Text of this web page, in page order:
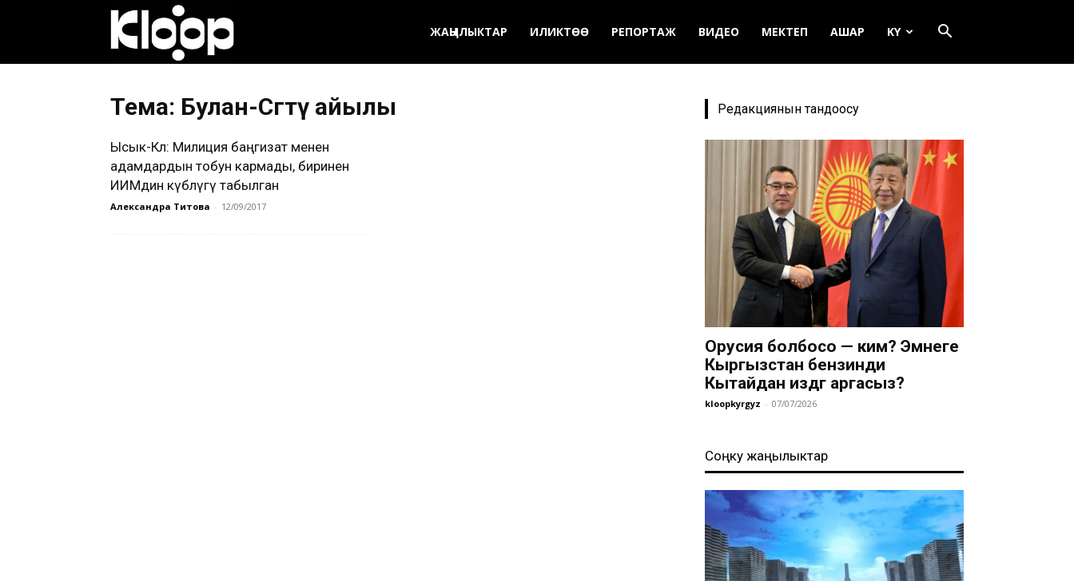
кыргызча
ЖАҢЫЛЫКТАР ИЛИКТӨӨ РЕПОРТАЖ ВИДЕО МЕКТЕП АШАР KY
Тема: Булан-Сөгөтү айылы
Ысык-Көл: Милиция баңгизат менен
адамдардын тобун кармады, биринен
ИИМдин күбөлүгү табылган
Александра Титова - 12/09/2017
Редакциянын тандоосу
Орусия болбосо — ким? Эмнеге
Кыргызстан бензинди
Кытайдан издөөгө аргасыз?
kloopkyrgyz - 07/07/2026
Соңку жаңылыктар